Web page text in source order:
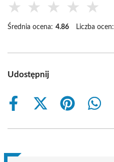
★ ★ ★ ★ ★
Średnia ocena: 4.86 Liczba ocen:
Udostępnij
Share
Share
(Twitter)
Share
Share